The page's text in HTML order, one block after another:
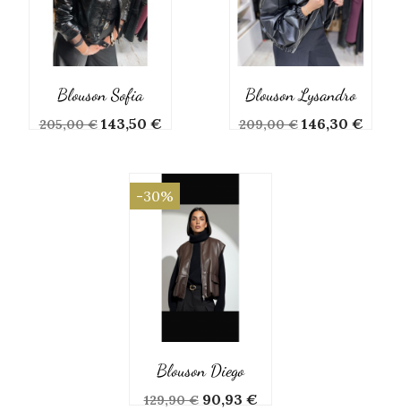
Blouson Sofia
Prix
205,00 € Prix
143,50 €
Blouson Lysandro
Prix
209,00 € Prix
146,30 €
Blouson Diego
Prix
129,90 € Prix
90,93 €
-30%